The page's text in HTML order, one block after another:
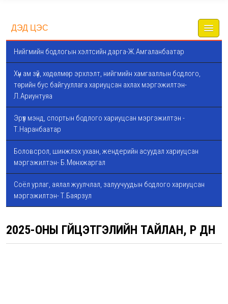
ДЭД ЦЭС
Нийгмийн бодлогын хэлтсийн дарга-Ж.Амгаланбаатар
Хүн ам зүй, хөдөлмөр эрхлэлт, нийгмийн хамгааллын бодлого,
төрийн бус байгууллага хариуцсан ахлах мэргэжилтэн-
Л.Ариунтуяа
Эрүүл мэнд, спортын бодлого хариуцсан мэргэжилтэн -
Т.Наранбаатар
Боловсрол, шинжлэх ухаан, жендерийн асуудал хариуцсан
мэргэжилтэн- Б.Мөнхжаргал
Соёл урлаг, аялал жуулчлал, залуучуудын бодлого хариуцсан
мэргэжилтэн- Т.Баярзул
2025-ОНЫ ГҮЙЦЭТГЭЛИЙН ТАЙЛАН, ҮР ДҮН